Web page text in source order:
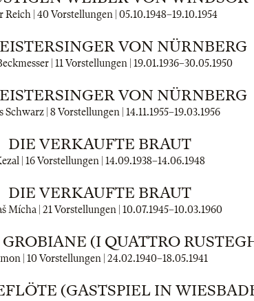
Reich | 40 Vorstellungen | 05.10.1948–19.10.1954
VON NÜRNBERG
| 11 Vorstellungen | 19.01.1936–30.05.1950
VON NÜRNBERG
Schwarz | 8 Vorstellungen | 14.11.1955–19.03.1956
DIE VERKAUFTE BRAUT
| 16 Vorstellungen | 14.09.1938–14.06.1948
DIE VERKAUFTE BRAUT
Mícha | 21 Vorstellungen | 10.07.1945–10.03.1960
(I QUATTRO
| 10 Vorstellungen | 24.02.1940–18.05.1941
(GASTSPIEL IN